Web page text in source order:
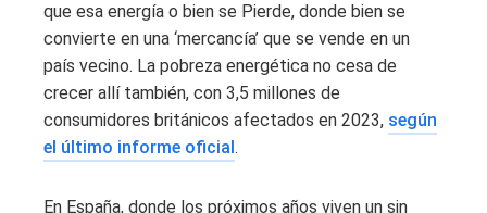
que esa energía o bien se Pierde, donde bien se
convierte en una ‘mercancía’ que se vende en un
país vecino. La pobreza energética no cesa de
crecer allí también, con 3,5 millones de
consumidores británicos afectados en 2023, según
el último informe oficial .
En España, donde los próximos años viven un sin